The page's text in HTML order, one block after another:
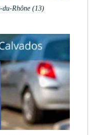
du-Rhône (13)